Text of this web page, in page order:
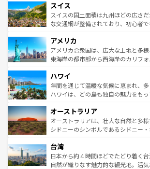
れる地方に足を運ぶとそれぞれで全く
きるだろう。 なお、新着のフラン
を参照してほしい。
は、お酒好きな人にはぜひ体験してほしい。 なお
ドイツ情報はコンテンツ一覧を参照
リアごとに異なる魅力がある。また、
ティー、ビール好きにはたまらない
戦など、本場だからこそできる体験
ンツ一覧を参照してほしい。
スイス
スイスの国土面積は九州ほどの広さ
な交通網が整備されており、初心者
の建物がそのまま残る町や、スイスな
博物館もあり、アルプス観光だけでな
ことができる。国民の所得が高いた
ば市内交通費無料で観光を楽しむこともでき
着のスイス情報はコンテンツ一覧 を
アメリカ
アメリカ合衆国は、広大な土地と多様
東海岸の都市部から西海岸のカリフ
のような巨大都市は、観光、ショッピ
ンメントが詰まった刺激的なスポッ
西部には大自然が広がり、グランド
部のニューオーリンズでは、音楽と美
文化が魅力。旅行者はアメリカの各地
しみながら、その多様性と豊かな歴
ならではの贅沢な旅のスタイルだ。 なお、新着のアメリカ
情報はコンテンツ一覧を参照してほ
ハワイ
年間を通じて温暖な気候に恵まれ、
ハワイは、どの島も独自の魅力をも
ワイ島は見逃せない。また、定番の観
島だが、静かな自然を求めるならマウ
おすすめ。エメラルドグリーンに輝
れるおもてなしの心で訪れる人々を迎
人々、おいしいローカルフードやハ
ク、伝統的なフラダンスなど、すべ
オーストラリア
オーストラリアは、壮大な自然と多様
シドニーのシンボルであるシドニー
リアリーフや大陸中央部にそびえるウ
ク）、タスマニアの美しい原生林や
ど、見どころがたくさん。また、カ
台湾
日本から約４時間ほどでたどり着く
自然が織りなす魅力的な観光地。活